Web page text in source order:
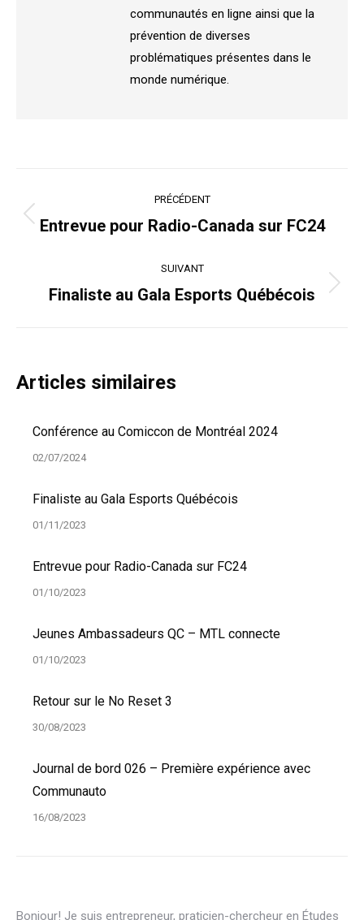
communautés en ligne ainsi que la
prévention de diverses
problématiques présentes dans le
monde numérique.
article
PRÉCÉDENT
Article
:
Entrevue pour Radio-Canada sur FC24
SUIVANT
Article
Finaliste au Gala Esports Québécois
Articles similaires
Conférence au Comiccon de Montréal 2024
02/07/2024
Finaliste au Gala Esports Québécois
01/11/2023
Entrevue pour Radio-Canada sur FC24
01/10/2023
Jeunes Ambassadeurs QC – MTL connecte
01/10/2023
Retour sur le No Reset 3
30/08/2023
Journal de bord 026 – Première expérience avec
Communauto
16/08/2023
Bonjour! Je suis entrepreneur, praticien-chercheur en Études